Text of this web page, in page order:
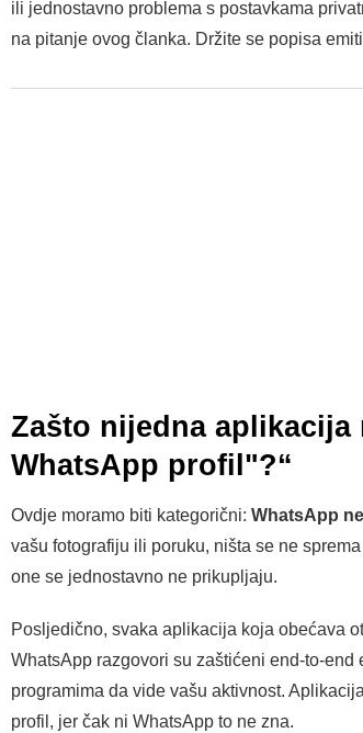
ili jednostavno problema s postavkama
na pitanje ovog članka. Držite se popisa
Zašto nijedna
WhatsApp profil"?“
Ovdje moramo biti kategorični: WhatsApp
vašu fotografiju ili poruku, ništa se ne
one se jednostavno ne prikupljaju.
Posljedično, svaka aplikacija koja obećava
WhatsApp razgovori su zaštićeni end-to-
programima da vide vašu aktivnost.
profil, jer čak ni WhatsApp to ne zna.